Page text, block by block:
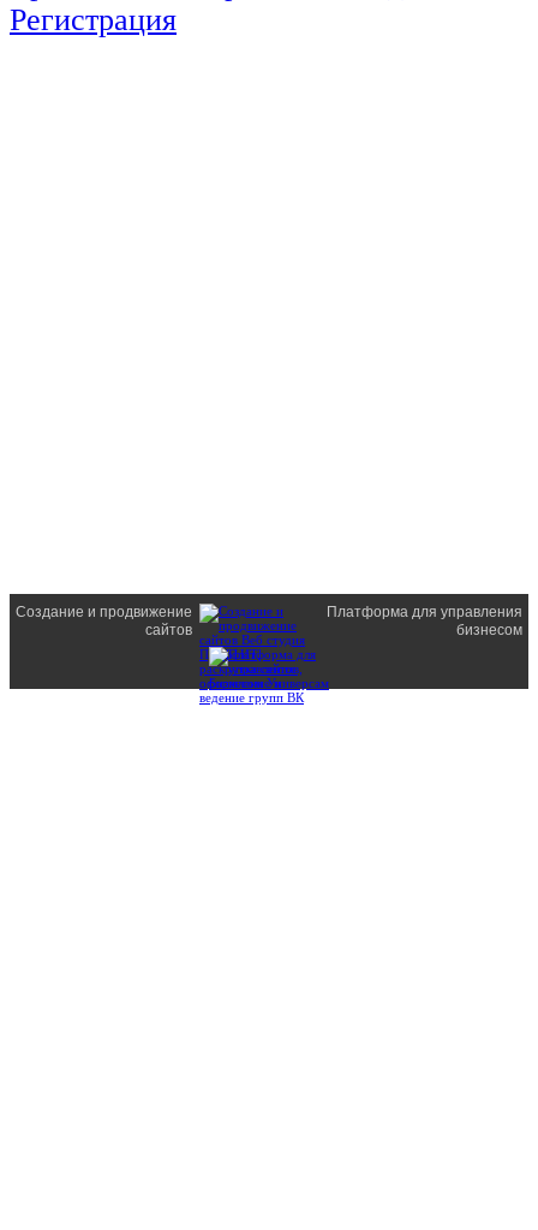
Регистрация
Создание и продвижение
сайтов
Платформа для управления
бизнесом